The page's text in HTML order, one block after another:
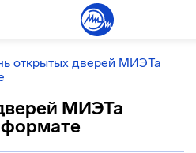
открытых дверей МИЭТа
МИЭТа